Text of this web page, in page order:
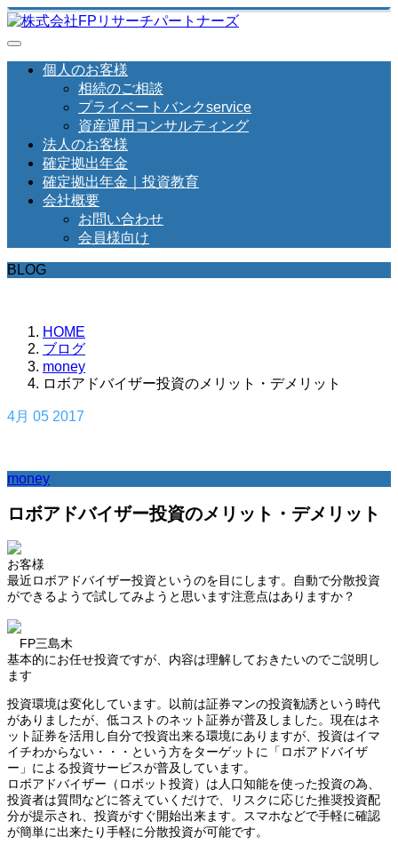
個人のお客様
相続のご相談
プライベートバンクservice
資産運用コンサルティング
法人のお客様
確定拠出年金
確定拠出年金｜投資教育
会社概要
お問い合わせ
会員様向け
BLOG
HOME
ブログ
money
ロボアドバイザー投資のメリット・デメリット
4月 05 2017
money
ロボアドバイザー投資のメリット・デメリット
お客様
最近ロボアドバイザー投資というのを目にします。自動で分散投資
ができるようで試してみようと思います注意点はありますか？
FP三島木
基本的にお任せ投資ですが、内容は理解しておきたいのでご説明し
ます
投資環境は変化しています。以前は証券マンの投資勧誘という時代
がありましたが、低コストのネット証券が普及しました。現在はネ
ット証券を活用し自分で投資出来る環境にありますが、投資はイマ
イチわからない・・・という方をターゲットに「ロボアドバイザ
ー」による投資サービスが普及しています。
ロボアドバイザー（ロボット投資）は人口知能を使った投資の為、
投資者は質問などに答えていくだけで、リスクに応じた推奨投資配
分が提示され、投資がすぐ開始出来ます。スマホなどで手軽に確認
が簡単に出来たり手軽に分散投資が可能です。